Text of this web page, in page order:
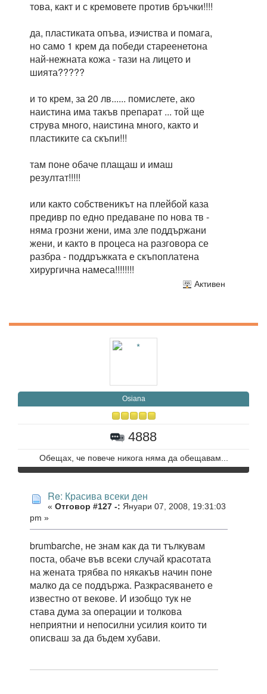
това, какт и с кремовете против бръчки!!!!
да, пластиката опъва, изчиства и помага,
но само 1 крем да победи стареенетона
най-нежната кожа - тази на лицето и
шията?????
и то крем, за 20 лв...... помислете, ако
наистина има такъв препарат ... той ще
струва много, наистина много, както и
пластиките са скъпи!!!
там поне обаче плащаш и имаш
резултат!!!!!
или както собственикът на плейбой каза
предивр по едно предаване по нова тв -
няма грозни жени, има зле поддържани
жени, и както в процеса на разговора се
разбра - поддръжката е скъпоплатена
хирургична намеса!!!!!!!!
Активен
Osiana
4888
Обещах, че повече никога няма да обещавам...
Re: Красива всеки ден
« Отговор #127 -: Януари 07, 2008, 19:31:03
pm »
brumbarche, не знам как да ти тълкувам
поста, обаче във всеки случай красотата
на жената трябва по някакъв начин поне
малко да се поддържа. Разкрасяването е
известно от векове. И изобщо тук не
става дума за операции и толкова
неприятни и непосилни усилия които ти
описваш за да бъдем хубави.